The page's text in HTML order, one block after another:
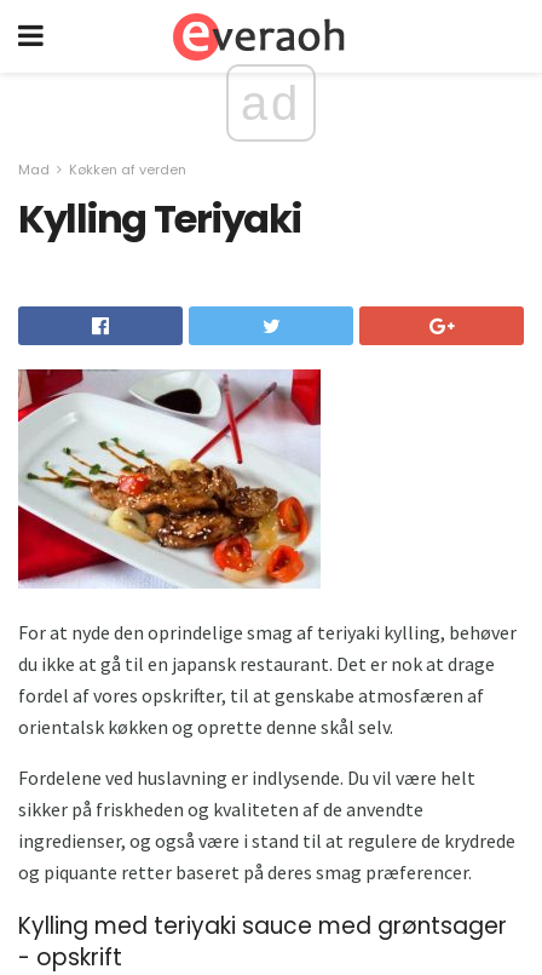
ad
Mad Køkken af ​​verden
Kylling Teriyaki
For at nyde den oprindelige smag af teriyaki kylling, behøver
du ikke at gå til en japansk restaurant. Det er nok at drage
fordel af vores opskrifter, til at genskabe atmosfæren af ​​
orientalsk køkken og oprette denne skål selv.
Fordelene ved huslavning er indlysende. Du vil være helt
sikker på friskheden og kvaliteten af ​​de anvendte
ingredienser, og også være i stand til at regulere de krydrede
og piquante retter baseret på deres smag præferencer.
Kylling med teriyaki sauce med grøntsager
- opskrift